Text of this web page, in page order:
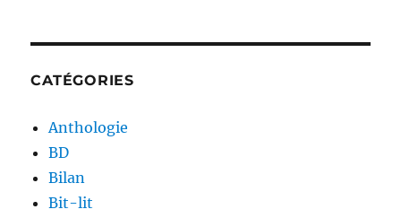
CATÉGORIES
Anthologie
BD
Bilan
Bit-lit